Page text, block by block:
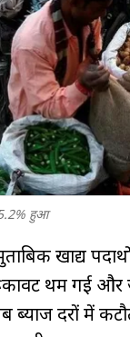
हुआ
खाद्य
थम गई
दरों में